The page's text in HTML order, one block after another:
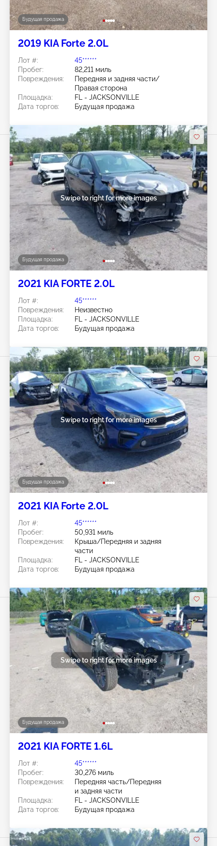
Будущая продажа
2019 KIA Forte 2.0L
Лот #:
45******
Пробег:
82,211 миль
Повреждения:
Передняя и задняя части/
Правая сторона
Площадка:
FL - JACKSONVILLE
Дата торгов:
Будущая продажа
Будущая продажа
Swipe to right for more images
2021 KIA FORTE 2.0L
Лот #:
45******
Повреждения:
Неизвестно
Площадка:
FL - JACKSONVILLE
Дата торгов:
Будущая продажа
Будущая продажа
Swipe to right for more images
2021 KIA Forte 2.0L
Лот #:
45******
Пробег:
50,931 миль
Повреждения:
Крыша/Передняя и задняя
части
Площадка:
FL - JACKSONVILLE
Дата торгов:
Будущая продажа
Будущая продажа
Swipe to right for more images
2021 KIA FORTE 1.6L
Лот #:
45******
Пробег:
30,276 миль
Повреждения:
Передняя часть/Передняя
и задняя части
Площадка:
FL - JACKSONVILLE
Дата торгов:
Будущая продажа